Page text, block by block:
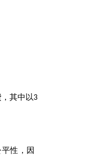
其中以3
性，因